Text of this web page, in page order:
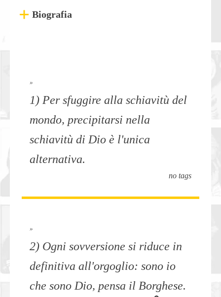
Biografia
»
1) Per sfuggire alla schiavitù del
mondo, precipitarsi nella
schiavitù di Dio è l'unica
alternativa.
no tags
»
2) Ogni sovversione si riduce in
definitiva all'orgoglio: sono io
che sono Dio, pensa il Borghese.